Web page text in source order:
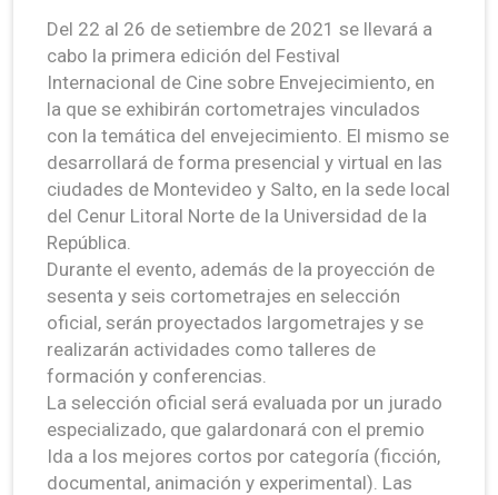
Del 22 al 26 de setiembre de 2021 se llevará a
cabo la primera edición del Festival
Internacional de Cine sobre Envejecimiento, en
la que se exhibirán cortometrajes vinculados
con la temática del envejecimiento. El mismo se
desarrollará de forma presencial y virtual en las
ciudades de Montevideo y Salto, en la sede local
del Cenur Litoral Norte de la Universidad de la
República.
Durante el evento, además de la proyección de
sesenta y seis cortometrajes en selección
oficial, serán proyectados largometrajes y se
realizarán actividades como talleres de
formación y conferencias.
La selección oficial será evaluada por un jurado
especializado, que galardonará con el premio
Ida a los mejores cortos por categoría (ficción,
documental, animación y experimental). Las